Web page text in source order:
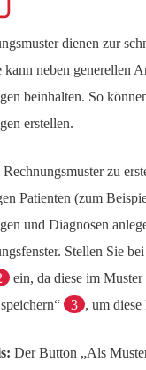
dienen zur
kann neben generellen
beinhalten. So
erstellen.
zu
Patienten (zum
und Diagnosen
Stellen Sie
ein, da diese im
3 , um diese
Der Button „Als